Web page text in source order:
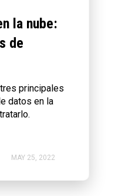
la nube:
de
principales
datos en la
MAY 25, 2022